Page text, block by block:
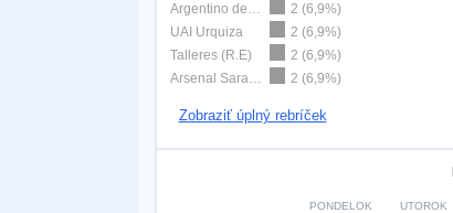
Argentino de Merlo
2 (6,9%)
UAI Urquiza
2 (6,9%)
Talleres (R.E)
2 (6,9%)
Arsenal Sarandí
2 (6,9%)
Zobraziť úplný rebríček
PONDELOK UTOROK